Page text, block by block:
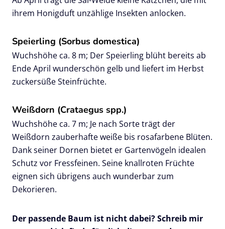
ihrem Honigduft unzählige Insekten anlocken.
Speierling (Sorbus domestica)
Wuchshöhe ca. 8 m; Der Speierling blüht bereits ab
Ende April wunderschön gelb und liefert im Herbst
zuckersüße Steinfrüchte.
Weißdorn (Crataegus spp.)
Wuchshöhe ca. 7 m; Je nach Sorte trägt der
Weißdorn zauberhafte weiße bis rosafarbene Blüten.
Dank seiner Dornen bietet er Gartenvögeln idealen
Schutz vor Fressfeinen. Seine knallroten Früchte
eignen sich übrigens auch wunderbar zum
Dekorieren.
Der passende Baum ist nicht dabei? Schreib mir